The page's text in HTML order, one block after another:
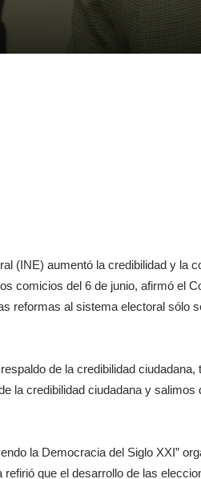
(INE) aumentó la credibilidad y la
comicios del 6 de junio, afirmó el
reformas al sistema electoral sólo
de la credibilidad ciudadana,
la credibilidad ciudadana y salimos
la Democracia del Siglo XXI”
que el desarrollo de las